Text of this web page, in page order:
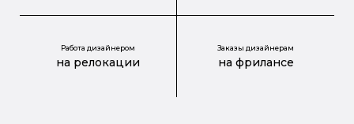
Работа дизайнером
на релокации
Заказы дизайнерам
на фрилансе